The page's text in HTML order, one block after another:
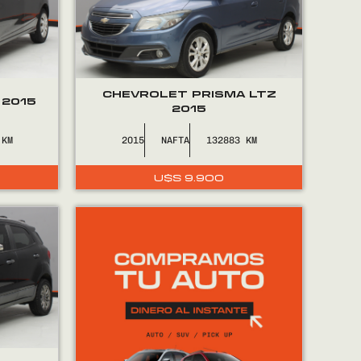
2015
CHEVROLET PRISMA LTZ
2015
2015 NAFTA 132883
U$S9.900